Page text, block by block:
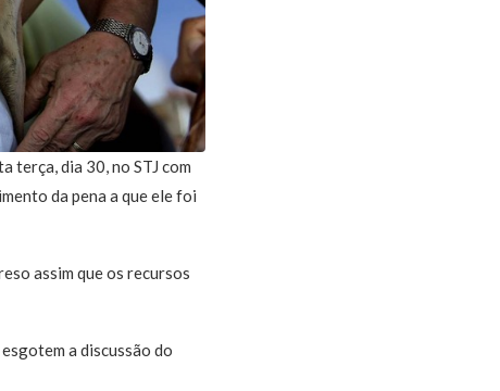
terça, dia 30, no STJ com
da pena a que ele foi
assim que os recursos
a discussão do